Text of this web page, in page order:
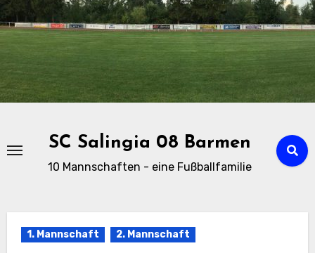
SC Salingia 08 Barmen
10 Mannschaften - eine Fußballfamilie
1. Mannschaft 2. Mannschaft